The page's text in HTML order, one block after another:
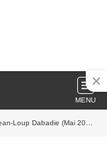
MENU
Loup Dabadie (Mai 2020).